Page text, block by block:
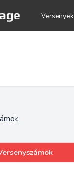
Versenyek